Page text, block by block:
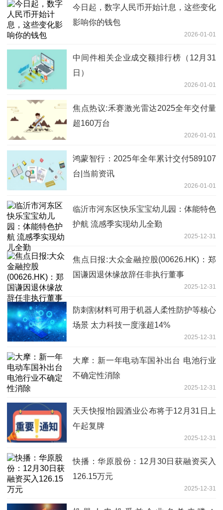
今日起，数字人民币开始计息，这些变化
影响你的钱包
2026-01-01
中间件相关企业成交额排行榜（12月31
日）
2026-01-01
焦点热议:禾赛激光雷达2025全年交付量
超160万台
2026-01-01
鸿蒙智行：2025年全年累计交付589107
台|当前资讯
2026-01-01
临沂市河东区快乐宝宝幼儿园：体能特色
护航 流感季实现幼儿全勤
2025-12-31
焦点日报:大众金融控股(00626.HK)：郑
国谦因退休缘故辞任非执行董事
2025-12-31
防刺割材料可用于机器人柔性防护等核心
场景 太力科技一度涨超14%
2025-12-31
大摩：新一年电动车国补出台 电池行业
不确定性消除
2025-12-31
天天快报!怡园酒业公布将于12月31日上
午起复牌
2025-12-31
快播：华原股份：12月30日获融资买入
126.15万元
2025-12-31